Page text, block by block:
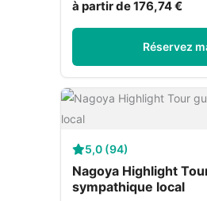
à partir de 176,74 €
Réservez
5,0 (94)
Nagoya Highlight
sympathique local